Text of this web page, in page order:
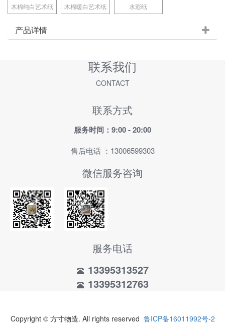
木棉纯白艺术纸 木棉暖白艺术纸 水彩纸
产品详情
联系我们
CONTACT
联系方式
服务时间：9:00 - 20:00
售后电话 ：13006599303
微信服务咨询
服务电话
13395313527
13395312763
Copyright © 方寸物造. All rights reserved 鲁ICP备16011992号-2